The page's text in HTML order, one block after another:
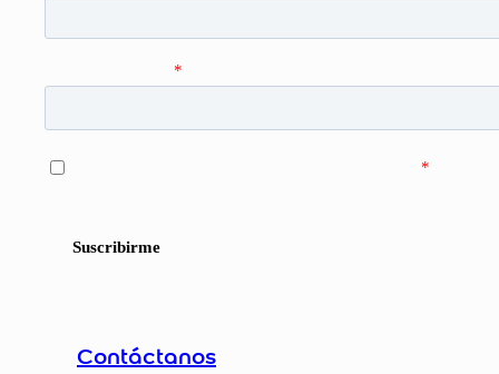
Contáctanos